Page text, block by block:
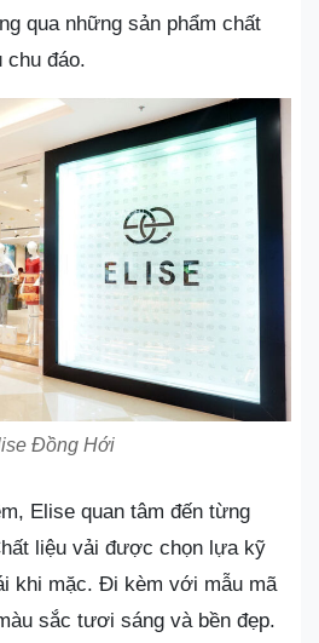
qua những sản phẩm chất
chu đáo.
Đồng Hới
Elise quan tâm đến từng
liệu vải được chọn lựa kỹ
khi mặc. Đi kèm với mẫu mã
sắc tươi sáng và bền đẹp.